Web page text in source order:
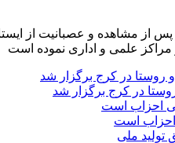
از مشاهده و عصبانیت از
مراکز علمی و اداری نموده است
در کرج برگزار شد
احزاب است